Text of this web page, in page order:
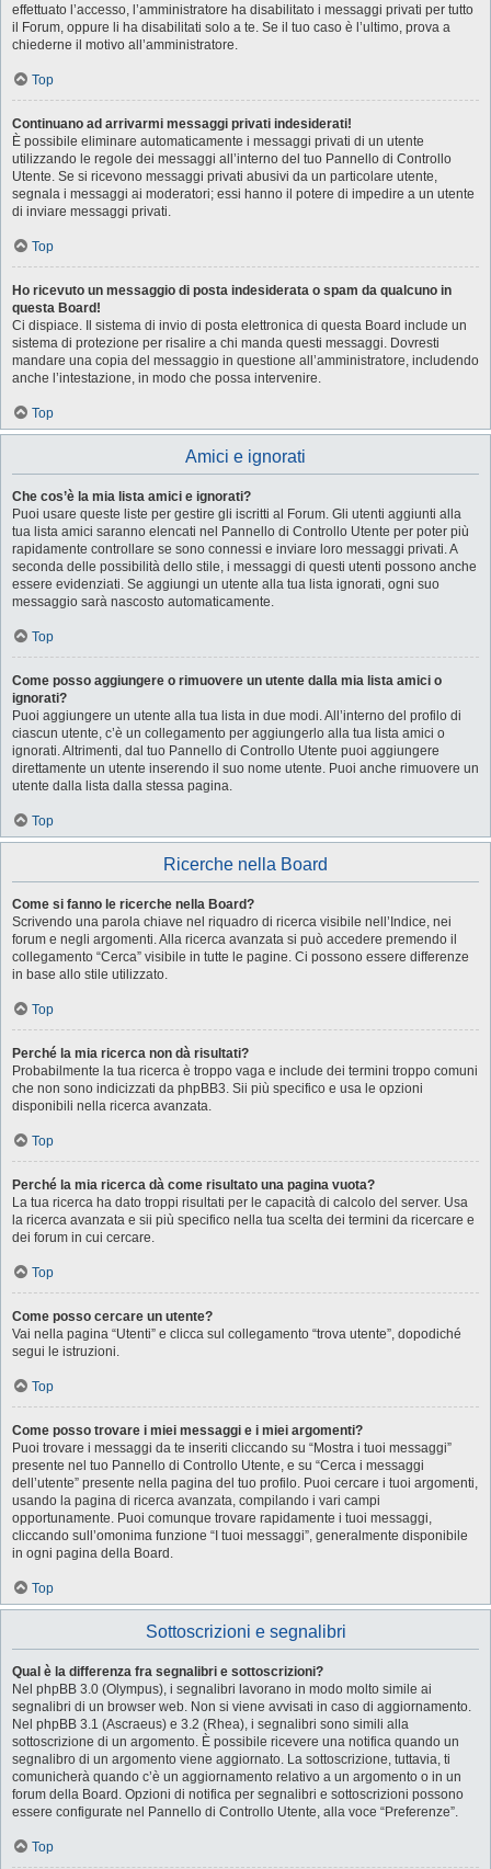
effettuato l’accesso, l’amministratore ha disabilitato i messaggi privati per tutto
il Forum, oppure li ha disabilitati solo a te. Se il tuo caso è l’ultimo, prova a
chiederne il motivo all’amministratore.
Top
Continuano ad arrivarmi messaggi privati indesiderati!
È possibile eliminare automaticamente i messaggi privati ​​di un utente
utilizzando le regole dei messaggi all’interno del tuo Pannello di Controllo
Utente. Se si ricevono messaggi privati ​​abusivi da un particolare utente,
segnala i messaggi ai moderatori; essi hanno il potere di impedire a un utente
di inviare messaggi privati​​.
Top
Ho ricevuto un messaggio di posta indesiderata o spam da qualcuno in
questa Board!
Ci dispiace. Il sistema di invio di posta elettronica di questa Board include un
sistema di protezione per risalire a chi manda questi messaggi. Dovresti
mandare una copia del messaggio in questione all’amministratore, includendo
anche l’intestazione, in modo che possa intervenire.
Top
Amici e ignorati
Che cos’è la mia lista amici e ignorati?
Puoi usare queste liste per gestire gli iscritti al Forum. Gli utenti aggiunti alla
tua lista amici saranno elencati nel Pannello di Controllo Utente per poter più
rapidamente controllare se sono connessi e inviare loro messaggi privati. A
seconda delle possibilità dello stile, i messaggi di questi utenti possono anche
essere evidenziati. Se aggiungi un utente alla tua lista ignorati, ogni suo
messaggio sarà nascosto automaticamente.
Top
Come posso aggiungere o rimuovere un utente dalla mia lista amici o
ignorati?
Puoi aggiungere un utente alla tua lista in due modi. All’interno del profilo di
ciascun utente, c’è un collegamento per aggiungerlo alla tua lista amici o
ignorati. Altrimenti, dal tuo Pannello di Controllo Utente puoi aggiungere
direttamente un utente inserendo il suo nome utente. Puoi anche rimuovere un
utente dalla lista dalla stessa pagina.
Top
Ricerche nella Board
Come si fanno le ricerche nella Board?
Scrivendo una parola chiave nel riquadro di ricerca visibile nell’Indice, nei
forum e negli argomenti. Alla ricerca avanzata si può accedere premendo il
collegamento “Cerca” visibile in tutte le pagine. Ci possono essere differenze
in base allo stile utilizzato.
Top
Perché la mia ricerca non dà risultati?
Probabilmente la tua ricerca è troppo vaga e include dei termini troppo comuni
che non sono indicizzati da phpBB3. Sii più specifico e usa le opzioni
disponibili nella ricerca avanzata.
Top
Perché la mia ricerca dà come risultato una pagina vuota?
La tua ricerca ha dato troppi risultati per le capacità di calcolo del server. Usa
la ricerca avanzata e sii più specifico nella tua scelta dei termini da ricercare e
dei forum in cui cercare.
Top
Come posso cercare un utente?
Vai nella pagina “Utenti” e clicca sul collegamento “trova utente”, dopodiché
segui le istruzioni.
Top
Come posso trovare i miei messaggi e i miei argomenti?
Puoi trovare i messaggi da te inseriti cliccando su “Mostra i tuoi messaggi”
presente nel tuo Pannello di Controllo Utente, e su “Cerca i messaggi
dell’utente” presente nella pagina del tuo profilo. Puoi cercare i tuoi argomenti,
usando la pagina di ricerca avanzata, compilando i vari campi
opportunamente. Puoi comunque trovare rapidamente i tuoi messaggi,
cliccando sull’omonima funzione “I tuoi messaggi”, generalmente disponibile
in ogni pagina della Board.
Top
Sottoscrizioni e segnalibri
Qual è la differenza fra segnalibri e sottoscrizioni?
Nel phpBB 3.0 (Olympus), i segnalibri lavorano in modo molto simile ai
segnalibri di un browser web. Non si viene avvisati in caso di aggiornamento.
Nel phpBB 3.1 (Ascraeus) e 3.2 (Rhea), i segnalibri sono simili alla
sottoscrizione di un argomento. È possibile ricevere una notifica quando un
segnalibro di un argomento viene aggiornato. La sottoscrizione, tuttavia, ti
comunicherà quando c’è un aggiornamento relativo a un argomento o in un
forum della Board. Opzioni di notifica per segnalibri e sottoscrizioni possono
essere configurate nel Pannello di Controllo Utente, alla voce “Preferenze”.
Top